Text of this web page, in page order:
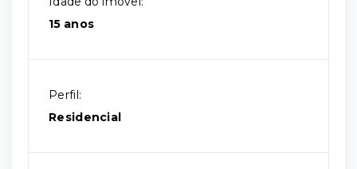
15 anos
Perfil:
Residencial